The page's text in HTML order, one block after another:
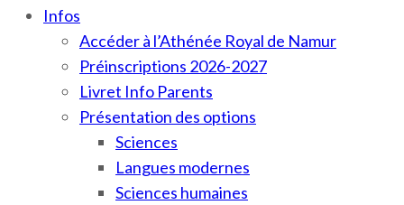
Infos
Accéder à l’Athénée Royal de Namur
Préinscriptions 2026-2027
Livret Info Parents
Présentation des options
Sciences
Langues modernes
Sciences humaines